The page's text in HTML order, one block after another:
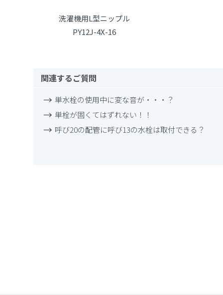
洗濯機用L型ニップル
PY12J-4X-16
関連するご質問
単水栓の使用中に変な音が・・・？
単栓が固くてはずれない！！
呼び20の配管に呼び13の水栓は取付できる？